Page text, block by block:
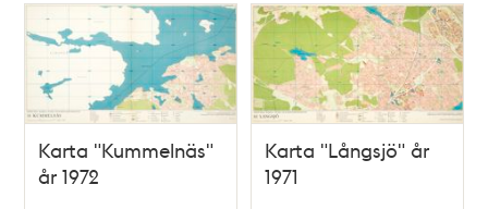
Karta "Kummelnäs"
år 1972
Karta "Långsjö" år
1971